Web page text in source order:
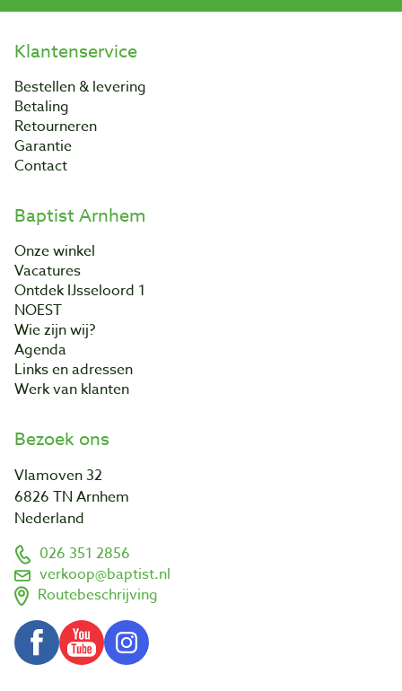
Klantenservice
Bestellen & levering
Betaling
Retourneren
Garantie
Contact
Baptist Arnhem
Onze winkel
Vacatures
Ontdek IJsseloord 1
NOEST
Wie zijn wij?
Agenda
Links en adressen
Werk van klanten
Bezoek ons
Vlamoven 32
6826 TN Arnhem
Nederland
026 351 2856
verkoop@baptist.nl
Routebeschrijving